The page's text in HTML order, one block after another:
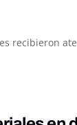
recibieron